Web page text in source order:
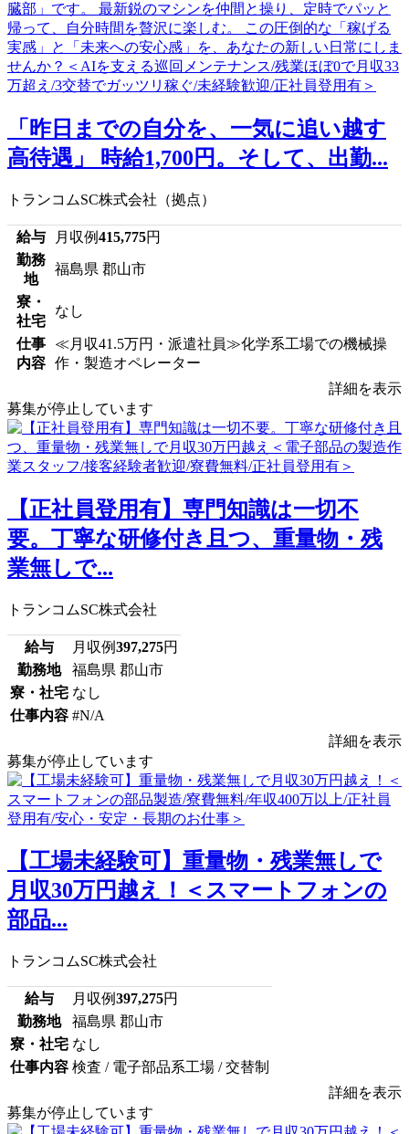
「昨日までの自分を、一気に追い越す
高待遇」 時給1,700円。そして、出勤...
トランコムSC株式会社（拠点）
給与 月収例415,775円
勤務
地
福島県 郡山市
寮・
社宅
なし
仕事
内容
≪月収41.5万円・派遣社員≫化学系工場での機械操
作・製造オペレーター
詳細を表示
募集が停止しています
【正社員登用有】専門知識は一切不
要。丁寧な研修付き且つ、重量物・残
業無しで...
トランコムSC株式会社
給与 月収例397,275円
勤務地
福島県 郡山市
寮・社宅 なし
仕事内容 #N/A
詳細を表示
募集が停止しています
【工場未経験可】重量物・残業無しで
月収30万円越え！＜スマートフォンの
部品...
トランコムSC株式会社
給与 月収例397,275円
勤務地
福島県 郡山市
寮・社宅 なし
仕事内容 検査 / 電子部品系工場 / 交替制
詳細を表示
募集が停止しています